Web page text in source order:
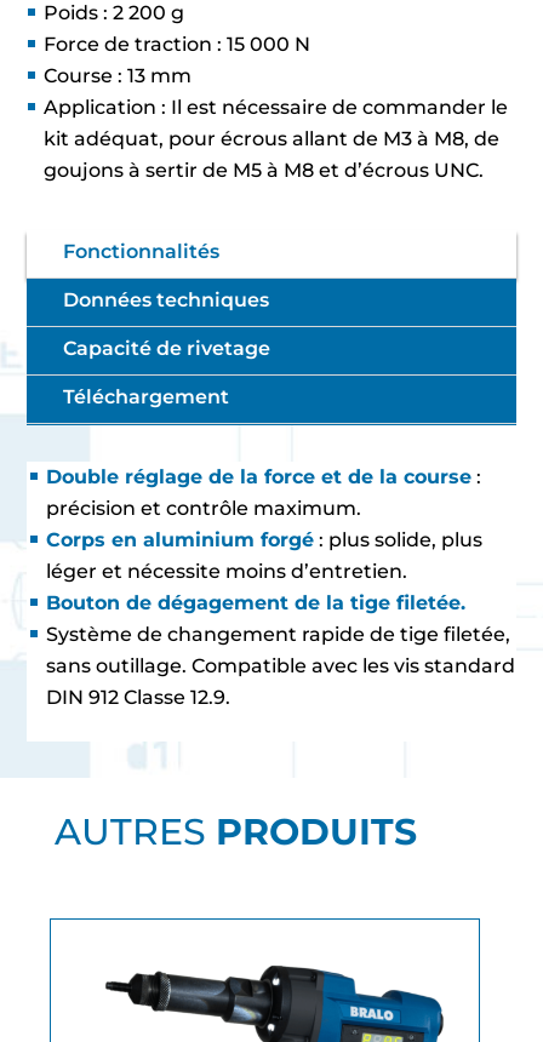
Poids : 2 200 g
Force de traction : 15 000 N
Course : 13 mm
Application : Il est nécessaire de commander le
kit adéquat, pour écrous allant de M3 à M8, de
goujons à sertir de M5 à M8 et d’écrous UNC.
Fonctionnalités
Données techniques
Capacité de rivetage
Téléchargement
Double réglage de la force et de la course :
précision et contrôle maximum.
Corps en aluminium forgé : plus solide, plus
léger et nécessite moins d’entretien.
Bouton de dégagement de la tige filetée.
Système de changement rapide de tige filetée,
sans outillage. Compatible avec les vis standard
DIN 912 Classe 12.9.
AUTRES PRODUITS